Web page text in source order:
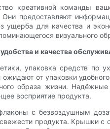
креативной команды
Они предоставляют
ущерба для качества и
визуального
и качества
упаковка средств по
ожидают от упаковки
образа жизни. Надёжные
восприятие продукта.
с безвоздушным
продукта. Крышки с